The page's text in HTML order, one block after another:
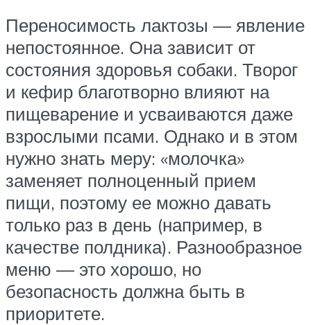
Переносимость лактозы — явление
непостоянное. Она зависит от
состояния здоровья собаки. Творог
и кефир благотворно влияют на
пищеварение и усваиваются даже
взрослыми псами. Однако и в этом
нужно знать меру: «молочка»
заменяет полноценный прием
пищи, поэтому ее можно давать
только раз в день (например, в
качестве полдника). Разнообразное
меню — это хорошо, но
безопасность должна быть в
приоритете.